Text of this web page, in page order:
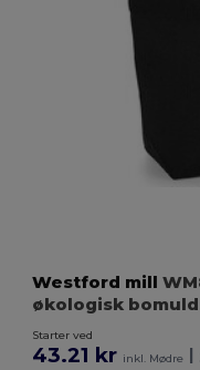
Westford mill
økologisk
Starter ved
43.21 kr inkl. Mødre